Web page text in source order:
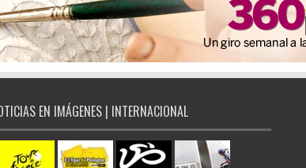
EN IMÁGENES | INTERNACIONAL